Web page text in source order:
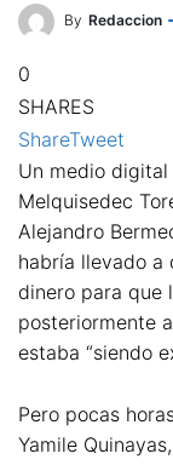
By Redaccion
0
SHARES
ShareTweet
Un medio
Melquisedec
Alejandro
habría llevado a
dinero para que
posteriormente
estaba “siendo
Pero pocas
Yamile